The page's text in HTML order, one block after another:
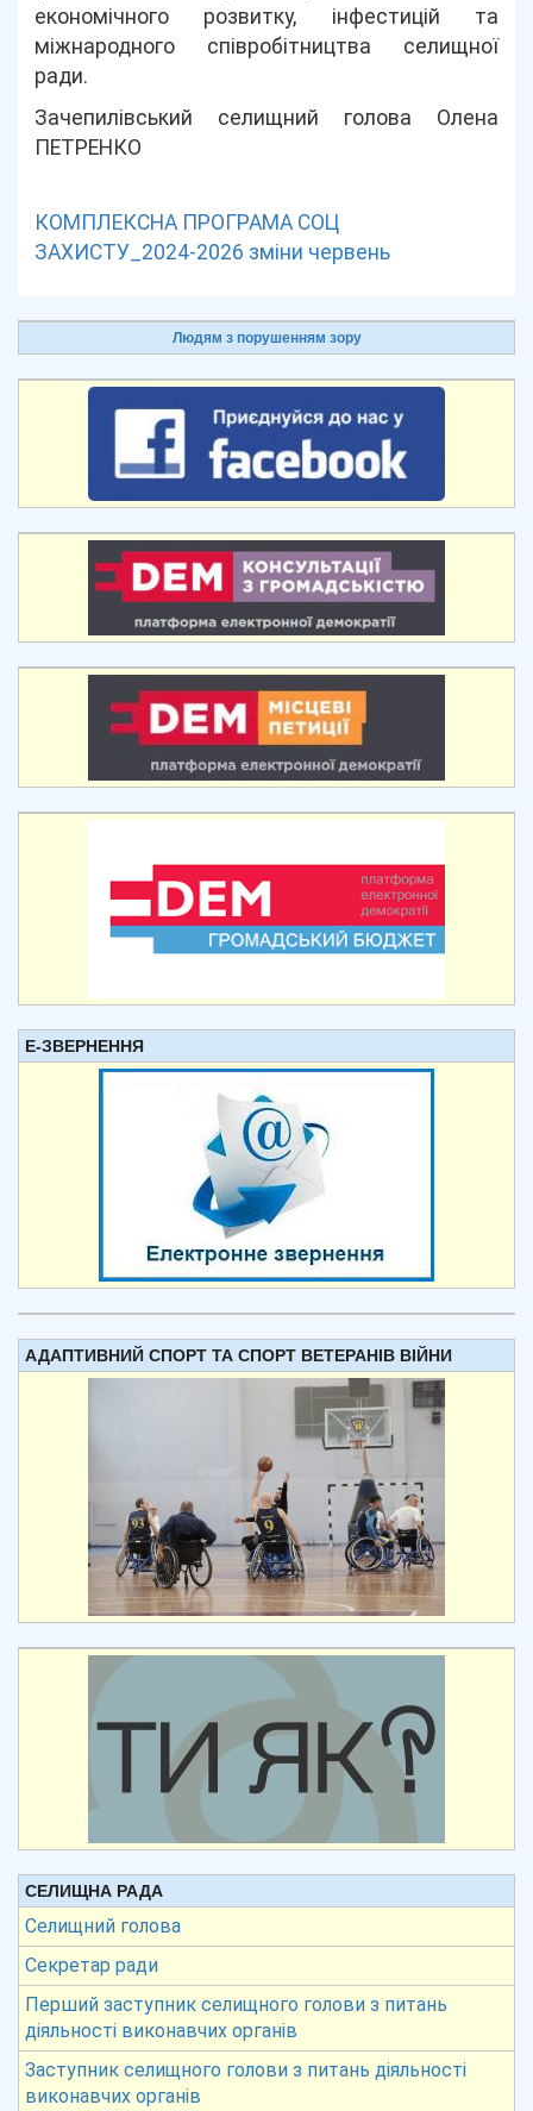
економічного розвитку, інфестицій та
міжнародного співробітництва селищної
ради.
Зачепилівський селищний голова Олена
ПЕТРЕНКО
КОМПЛЕКСНА ПРОГРАМА СОЦ
ЗАХИСТУ_2024-2026 зміни червень
Людям з порушенням зору
Е-ЗВЕРНЕННЯ
АДАПТИВНИЙ СПОРТ ТА СПОРТ ВЕТЕРАНІВ ВІЙНИ
СЕЛИЩНА РАДА
Селищний голова
Секретар ради
Перший заступник селищного голови з питань
діяльності виконавчих органів
Заступник селищного голови з питань діяльності
виконавчих органів